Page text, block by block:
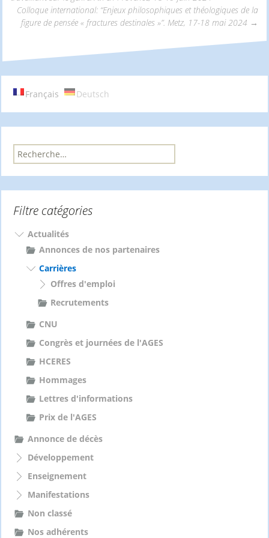
Navigation
des
articles
Colloque international: “Enjeux philosophiques et théologiques de la
figure de pensée « fractures destinales »”. Metz, 17-18 mai 2024 →
Français Deutsch
R
e
r
h
Filtre catégories
Actualités
Annonces de nos partenaires
Carrières
Offres d'emploi
Recrutements
CNU
Congrès et journées de l'AGES
HCERES
Hommages
Lettres d'informations
Prix de l'AGES
Annonce de décès
Développement
Enseignement
Manifestations
Non classé
Nos adhérents